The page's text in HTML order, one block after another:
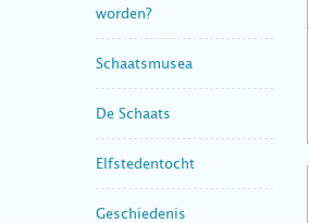
worden?
Schaatsmusea
De Schaats
Elfstedentocht
Geschiedenis